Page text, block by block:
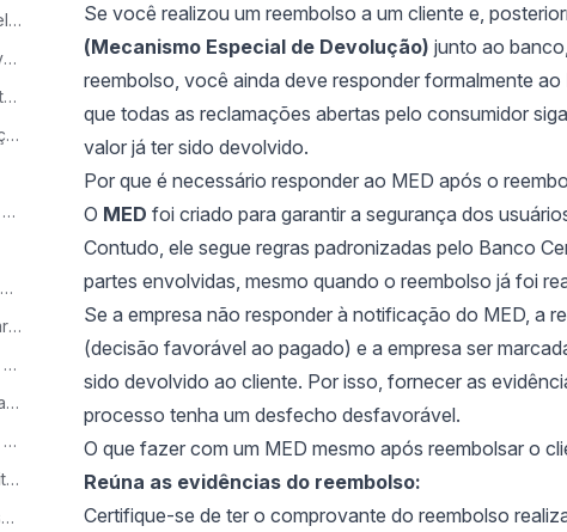
Por que estou sendo cobrado pelo MED?
Nova regra do Bacen sobre chaves Pix associadas a fraude.
A nova regra vale para pagamentos?
Uma instituição pode abrir marcação de fraude sem ter conta corrente da empresa?
Se eu cancelar o MED a chave é destravada?
Por que aparece o alerta de “golpe/fraude” nas instituições — mesmo quando não há MEDs abertos?
Qual é a permissão para visualizar e verificar os MEDs/Disputas?
Como responder corretamente a um MED ou Disputa?
Como Responder Corretamente a um MED ou Disputa em Casos Envolvendo Pizzarias
Quais são os prazos dos MEDs e disputas?
Como cancelar uma disputa solicitada?
Quais são os status do MED e Disputas na plataforma?
Se você realizou um reembolso a um cliente e,
(Mecanismo Especial de Devolução) junto ao
reembolso, você ainda deve responder formalmente
que todas as reclamações abertas pelo consumidor
valor já ter sido devolvido.
Por que é necessário responder ao MED após o
O MED foi criado para garantir a segurança dos
Contudo, ele segue regras padronizadas pelo Banco
partes envolvidas, mesmo quando o reembolso já foi
Se a empresa não responder à notificação do MED, a
(decisão favorável ao pagado) e a empresa ser
sido devolvido ao cliente. Por isso, fornecer as
processo tenha um desfecho desfavorável.
O que fazer com um MED mesmo após reembolsar o
Reúna as evidências do reembolso:
Certifique-se de ter o comprovante do reembolso